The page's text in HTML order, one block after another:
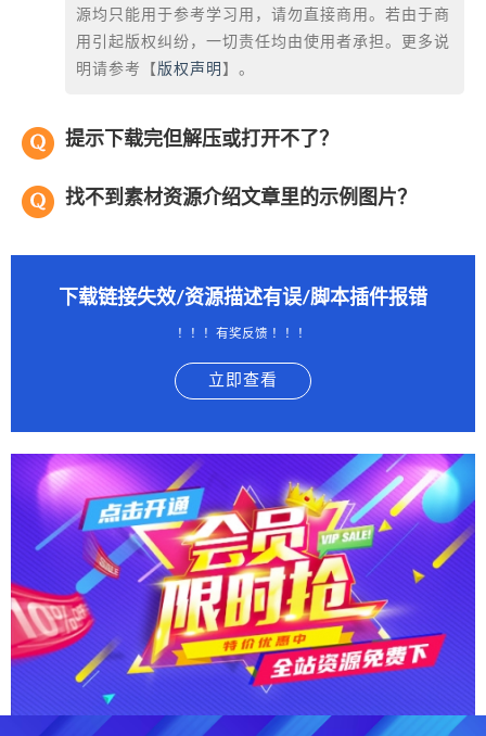
源均只能用于参考学习用，请勿直接商用。若由于商
用引起版权纠纷，一切责任均由使用者承担。更多说
明请参考【 版权声明 】。
提示下载完但解压或打开不了？
找不到素材资源介绍文章里的示例图片？
下载链接失效/资源描述有误/脚本插件报错
！！！有奖反馈 ！！！
立即查看